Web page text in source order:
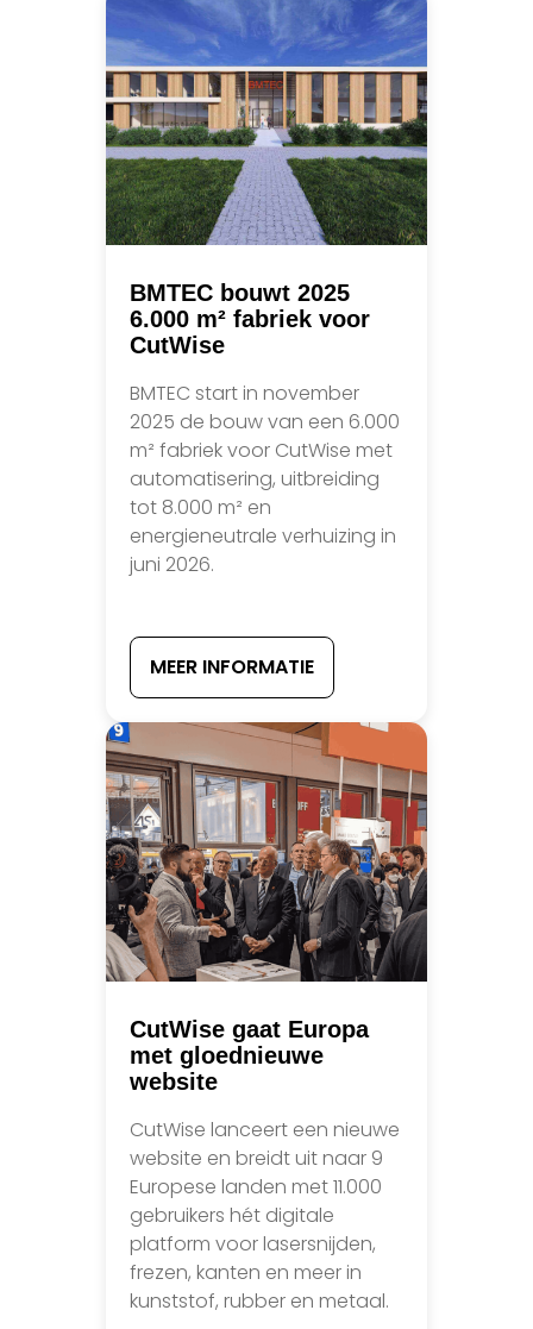
BMTEC bouwt 2025
6.000 m² fabriek voor
CutWise
BMTEC start in november
2025 de bouw van een 6.000
m² fabriek voor CutWise met
automatisering, uitbreiding
tot 8.000 m² en
energieneutrale verhuizing in
juni 2026.
MEER INFORMATIE
CutWise gaat Europa
met gloednieuwe
website
CutWise lanceert een nieuwe
website en breidt uit naar 9
Europese landen met 11.000
gebruikers hét digitale
platform voor lasersnijden,
frezen, kanten en meer in
kunststof, rubber en metaal.